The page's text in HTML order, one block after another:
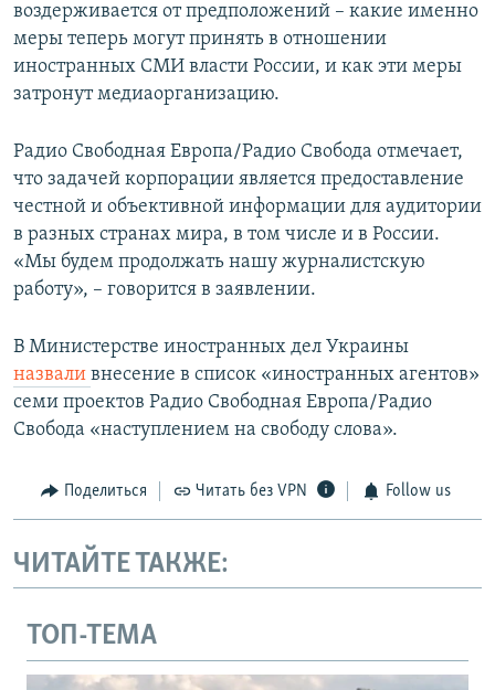
воздерживается от предположений – какие именно
меры теперь могут принять в отношении
иностранных СМИ власти России, и как эти меры
затронут медиаорганизацию.
Радио Свободная Европа/Радио Свобода отмечает,
что задачей корпорации является предоставление
честной и объективной информации для аудитории
в разных странах мира, в том числе и в России.
«Мы будем продолжать нашу журналистскую
работу», – говорится в заявлении.​
В Министерстве иностранных дел Украины
назвали внесение в список «иностранных агентов»
семи проектов Радио Свободная Европа/Радио
Свобода «наступлением на свободу слова».
Поделиться Читать без VPN Follow us
ЧИТАЙТЕ ТАКЖЕ:
ТОП-ТЕМА